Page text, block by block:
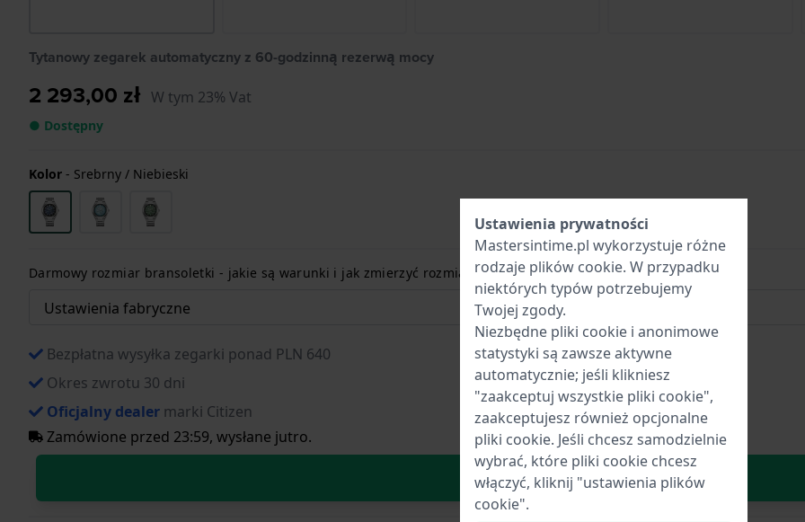
Tytanowy zegarek automatyczny z 60-godzinną rezerwą mocy
2 293,00 zł W tym 23% Vat
● Dostępny
Kolor - Srebrny / Niebieski
Darmowy rozmiar bransoletki - jakie są warunki i jak zmierzyć rozmiar nadgarstka? Czytaj więcej:
Bezpłatna wysyłka zegarki ponad PLN 640
Okres zwrotu 30 dni
Oficjalny dealer marki Citizen
Zamówione przed 23:59, wysłane jutro.
W Koszyku
Ustawienia prywatności
Mastersintime.pl wykorzystuje różne
rodzaje plików cookie. W przypadku
niektórych typów potrzebujemy
Twojej zgody.
Niezbędne pliki cookie i anonimowe
statystyki są zawsze aktywne
automatycznie; jeśli klikniesz
"zaakceptuj wszystkie pliki cookie",
zaakceptujesz również opcjonalne
pliki cookie. Jeśli chcesz samodzielnie
wybrać, które pliki cookie chcesz
włączyć, kliknij "ustawienia plików
cookie".